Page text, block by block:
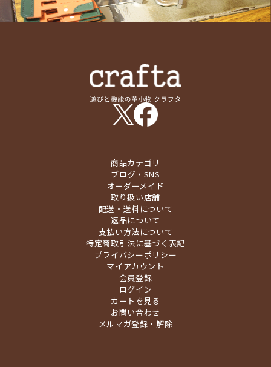
商品カテゴリ
ブログ・SNS
オーダーメイド
取り扱い店舗
配送・送料について
返品について
支払い方法について
特定商取引法に基づく表記
プライバシーポリシー
マイアカウント
会員登録
ログイン
カートを見る
お問い合わせ
メルマガ登録・解除